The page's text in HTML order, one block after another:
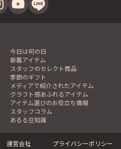
今日は何の日
新着アイテム
スタッフのセレクト商品
季節のギフト
メディアで紹介されたアイテム
クラフト感あふれるアイテム
アイテム選びのお役立ち情報
スタッフコラム
あるる豆知識
運営会社 プライバシーポリシー